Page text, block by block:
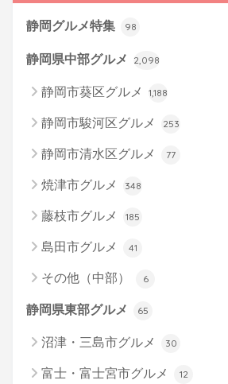
静岡グルメ特集 98
静岡県中部グルメ 2,098
静岡市葵区グルメ 1,188
静岡市駿河区グルメ 253
静岡市清水区グルメ 77
焼津市グルメ 348
藤枝市グルメ 185
島田市グルメ 41
その他（中部） 6
静岡県東部グルメ 65
沼津・三島市グルメ 30
富士・富士宮市グルメ 12